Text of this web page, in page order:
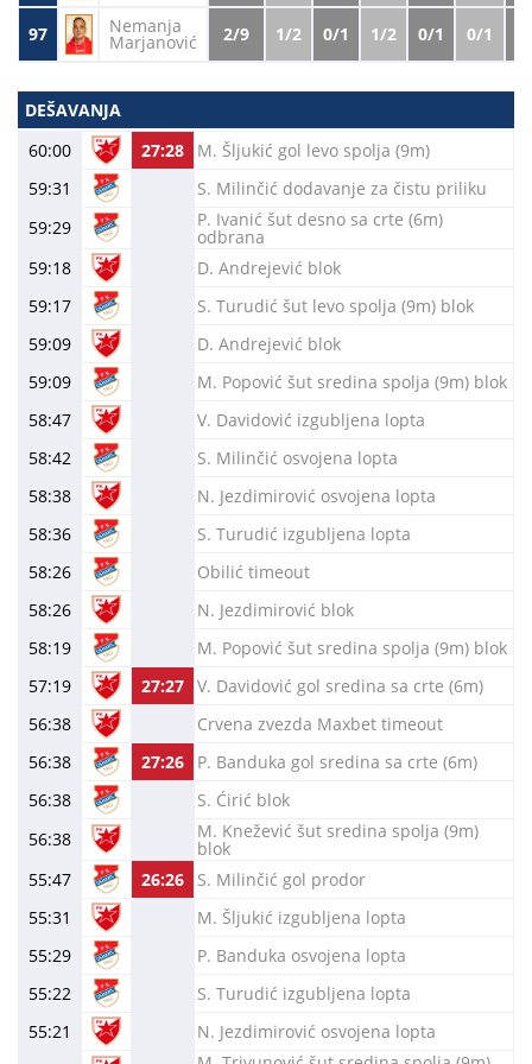
97 Nemanja
Marjanović 2/9 1/2 0/1 1/2 0/1 0/1
DEŠAVANJA
60:00
27:28
M. Šljukić gol levo spolja (9m)
59:31
S. Milinčić dodavanje za čistu priliku
59:29
P. Ivanić šut desno sa crte (6m)
odbrana
59:18
D. Andrejević blok
59:17
S. Turudić šut levo spolja (9m) blok
59:09
D. Andrejević blok
59:09
M. Popović šut sredina spolja (9m) blok
58:47
V. Davidović izgubljena lopta
58:42
S. Milinčić osvojena lopta
58:38
N. Jezdimirović osvojena lopta
58:36
S. Turudić izgubljena lopta
58:26
Obilić timeout
58:26
N. Jezdimirović blok
58:19
M. Popović šut sredina spolja (9m) blok
57:19
27:27 V. Davidović gol sredina sa crte (6m)
56:38
Crvena zvezda Maxbet timeout
56:38
27:26
P. Banduka gol sredina sa crte (6m)
56:38
S. Ćirić blok
56:38
M. Knežević šut sredina spolja (9m)
blok
55:47
26:26
S. Milinčić gol prodor
55:31
M. Šljukić izgubljena lopta
55:29
P. Banduka osvojena lopta
55:22
S. Turudić izgubljena lopta
55:21
N. Jezdimirović osvojena lopta